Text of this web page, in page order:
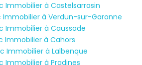
Immobilier à Castelsarrasin
Immobilier à Verdun-sur-Garonne
Immobilier à Caussade
Immobilier à Cahors
Immobilier à Lalbenque
Immobilier à Pradines